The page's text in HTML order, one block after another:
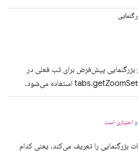
بزرگنمایی پیش‌فرض برای تب فعلی در
اختیاری است
بزرگنمایی را تعریف می‌کند، یعنی کدام